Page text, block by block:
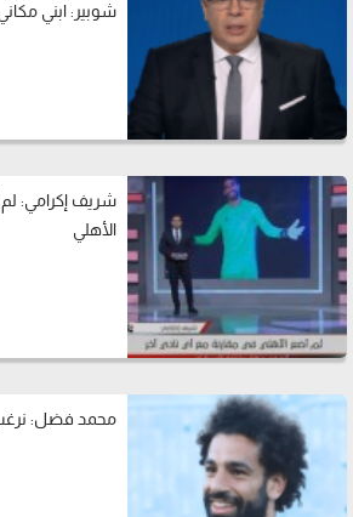
شوبير: ابني
شريف إكرامي: لم
الأهلي
محمد فضل: